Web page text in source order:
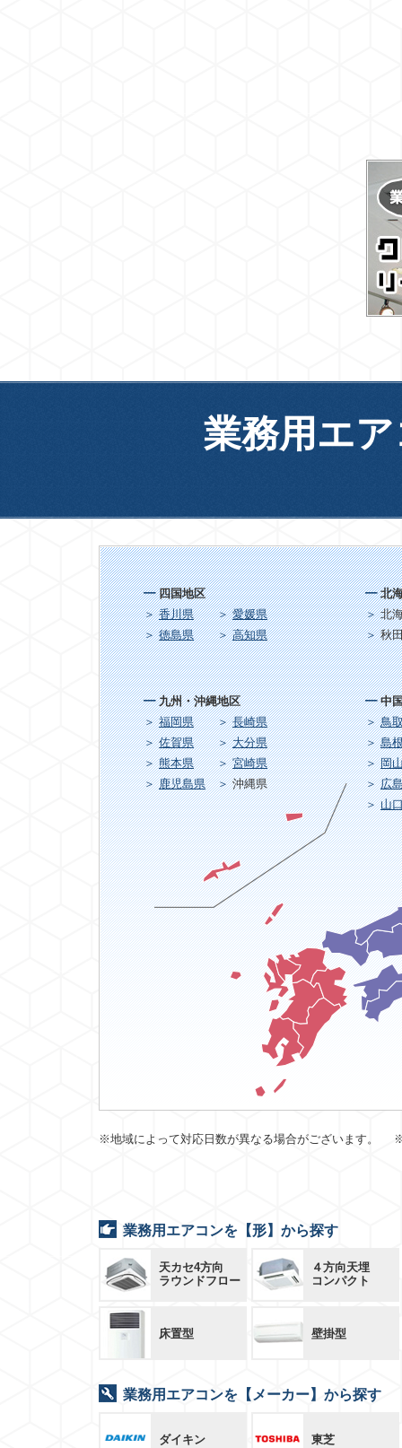
業務用エ
九州・沖縄地区
福岡県
長崎県
佐賀県
大分県
熊本県
宮崎県
鹿児島県
沖縄県
北
北
秋
中
鳥
島
岡
広
山
四国地区
香川県
愛媛県
徳島県
高知県
※地域によって対応日数が異なる場合がございます。
業務用エアコンを【形】から探す
天カセ4方向
ラウンドフロー
４方向天埋
コンパクト
床置型 壁掛型
業務用エアコンを【メーカー】から探す
ダイキン 東芝